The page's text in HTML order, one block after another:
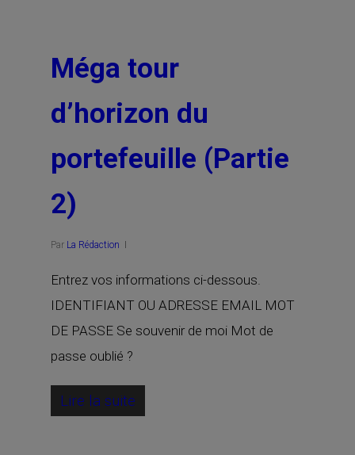
Méga tour
d’horizon du
portefeuille (Partie
2)
Par La Rédaction
Entrez vos informations ci-dessous.
IDENTIFIANT OU ADRESSE EMAIL MOT
DE PASSE Se souvenir de moi Mot de
passe oublié ?
Lire la suite